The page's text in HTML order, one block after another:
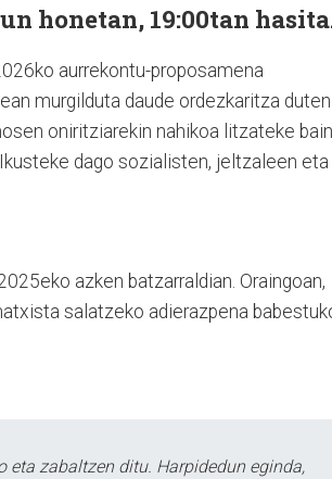
honetan, 19:00tan
aurrekontu-proposamena
murgilduta daude ordezkaritza duten
oniritziarekin nahikoa litzateke
dago sozialisten, jeltzaleen eta
azken batzarraldian. Oraingoan,
salatzeko adierazpena
eta zabaltzen ditu. Harpidedun eginda,